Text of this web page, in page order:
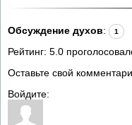
Обсуждение духов: 1
Рейтинг: 5.0
Оставьте свой
Войдите: